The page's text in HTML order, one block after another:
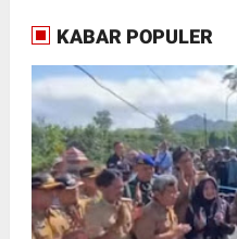
KABAR POPULER